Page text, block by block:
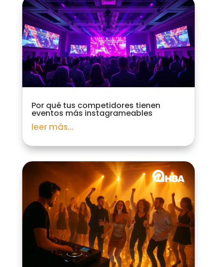
Por qué tus competidores tienen
eventos más instagrameables
leer más...